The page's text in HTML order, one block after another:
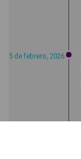
5 de febrero, 2026